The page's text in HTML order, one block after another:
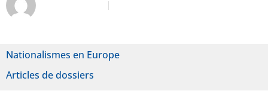
Nationalismes en Europe
Articles de dossiers